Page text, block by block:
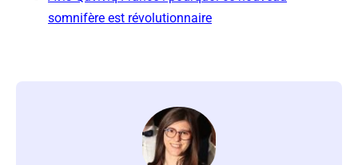
somnifère est révolutionnaire